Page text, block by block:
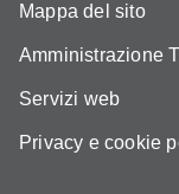
Mappa del sito
Amministrazione
Servizi web
Privacy e cookie